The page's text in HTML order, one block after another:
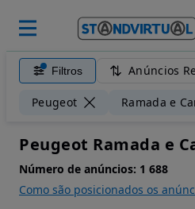
Filtros Anúncios
Peugeot Ramada e
Peugeot Ramada e
Número de anúncios: 1 688
Como são posicionados os